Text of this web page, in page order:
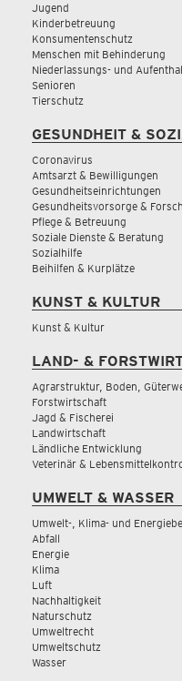
Jugend
Kinderbetreuung
Konsumentenschutz
Menschen mit Behinderung
Niederlassungs- und
Senioren
Tierschutz
GESUNDHEIT &
Coronavirus
Amtsarzt & Bewilligungen
Gesundheitseinrichtungen
Gesundheitsvorsorge &
Pflege & Betreuung
Soziale Dienste & Beratung
Sozialhilfe
Beihilfen & Kurplätze
KUNST & KULTUR
Kunst & Kultur
LAND- &
Agrarstruktur, Boden,
Forstwirtschaft
Jagd & Fischerei
Landwirtschaft
Ländliche Entwicklung
Veterinär &
UMWELT & WASSER
Umwelt-, Klima- und
Abfall
Energie
Klima
Luft
Nachhaltigkeit
Naturschutz
Umweltrecht
Umweltschutz
Wasser